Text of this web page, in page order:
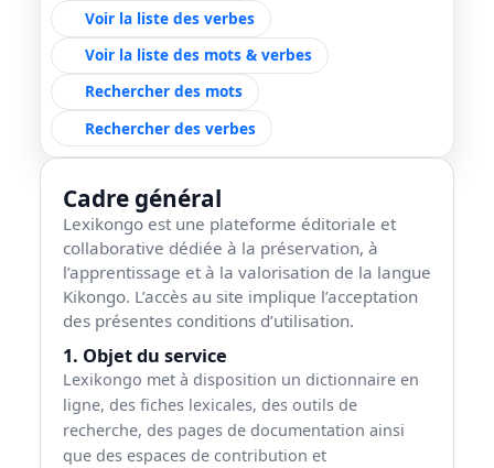
Voir la liste des verbes
Voir la liste des mots & verbes
Rechercher des mots
Rechercher des verbes
Cadre général
Lexikongo est une plateforme éditoriale et
collaborative dédiée à la préservation, à
l’apprentissage et à la valorisation de la langue
Kikongo. L’accès au site implique l’acceptation
des présentes conditions d’utilisation.
1. Objet du service
Lexikongo met à disposition un dictionnaire en
ligne, des fiches lexicales, des outils de
recherche, des pages de documentation ainsi
que des espaces de contribution et